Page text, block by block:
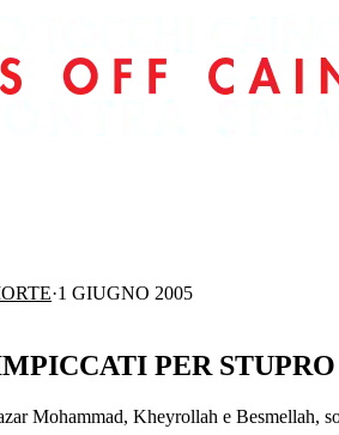
·1 GIUGNO 2005
PER STUPRO
Mohammad, Kheyrollah e Besmellah,